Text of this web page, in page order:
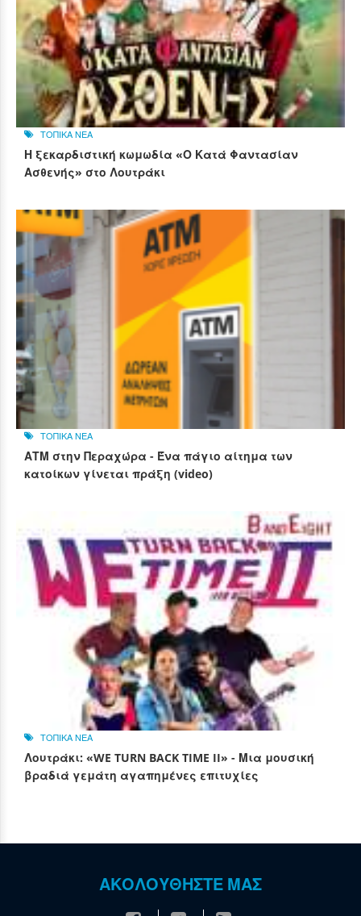
ΤΟΠΙΚΑ ΝΕΑ
Η ξεκαρδιστική κωμωδία «Ο Κατά Φαντασίαν
Ασθενής» στο Λουτράκι
ΤΟΠΙΚΑ ΝΕΑ
ΑΤΜ στην Περαχώρα - Ένα πάγιο αίτημα των
κατοίκων γίνεται πράξη (video)
ΤΟΠΙΚΑ ΝΕΑ
Λουτράκι: «WE TURN BACK TIME II» - Μια μουσική
βραδιά γεμάτη αγαπημένες επιτυχίες
ΑΚΟΛΟΥΘΗΣΤΕ ΜΑΣ